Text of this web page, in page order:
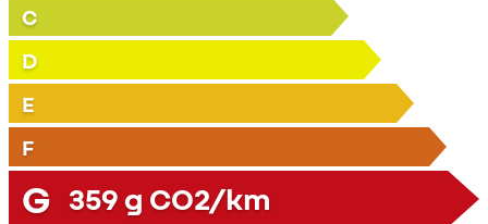
C
D
E
F
G 359 g CO2/km